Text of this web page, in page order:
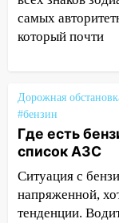
важные
трамвайную
08:19
08:11 На
непогода
самых
который почти
Дорожная
#бензин
Где есть
список АЗС
Ситуация с
напряженной,
тенденции.